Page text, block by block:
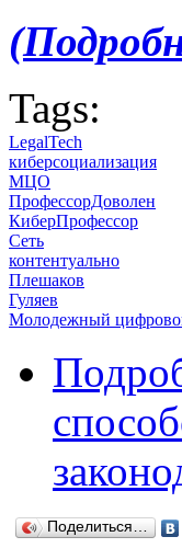
Tags:
LegalTech
киберсоциализация
МЦО
ПрофессорДоволен
КиберПрофессор
Сеть
контентуально
Плешаков
Гуляев
Молодежный
Поделиться…